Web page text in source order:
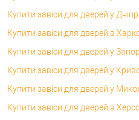
Купити завіси для дверей у Дніпрі
Купити завіси для дверей в
Купити завіси для дверей у
Купити завіси для дверей у
Купити завіси для дверей у
Купити завіси для дверей в